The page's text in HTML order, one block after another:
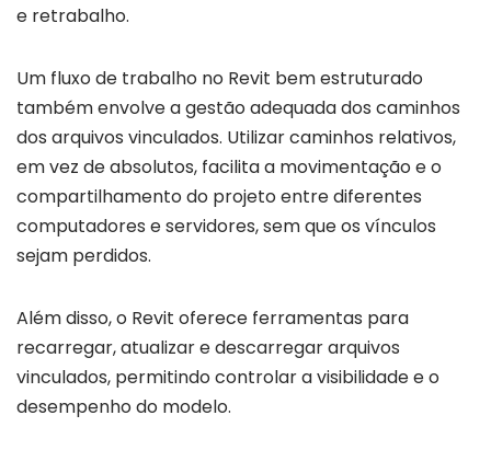
e retrabalho.
Um fluxo de trabalho no Revit bem estruturado
também envolve a gestão adequada dos caminhos
dos arquivos vinculados. Utilizar caminhos relativos,
em vez de absolutos, facilita a movimentação e o
compartilhamento do projeto entre diferentes
computadores e servidores, sem que os vínculos
sejam perdidos.
Além disso, o Revit oferece ferramentas para
recarregar, atualizar e descarregar arquivos
vinculados, permitindo controlar a visibilidade e o
desempenho do modelo.